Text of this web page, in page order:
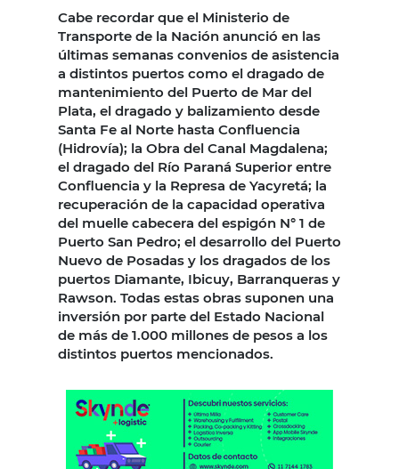
Cabe recordar que el Ministerio de
Transporte de la Nación anunció en las
últimas semanas convenios de asistencia
a distintos puertos como el dragado de
mantenimiento del Puerto de Mar del
Plata, el dragado y balizamiento desde
Santa Fe al Norte hasta Confluencia
(Hidrovía); la Obra del Canal Magdalena;
el dragado del Río Paraná Superior entre
Confluencia y la Represa de Yacyretá; la
recuperación de la capacidad operativa
del muelle cabecera del espigón N° 1 de
Puerto San Pedro; el desarrollo del Puerto
Nuevo de Posadas y los dragados de los
puertos Diamante, Ibicuy, Barranqueras y
Rawson. Todas estas obras suponen una
inversión por parte del Estado Nacional
de más de 1.000 millones de pesos a los
distintos puertos mencionados.️